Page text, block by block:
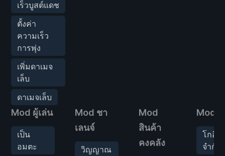
เร็วบูสต์แดช
ตั้งค่า
ความเร็ว
การพุ่ง
เพิ่มดาเมจ
เล็บ
ดาเมจเล็บ
Mod ผู้เล่น
เป็น
อมตะ
Mod ชา
เลนจ์
วิญญาณ
Mod
สินค้า
คงคลัง
Mod
โกอีโ
จำกัด